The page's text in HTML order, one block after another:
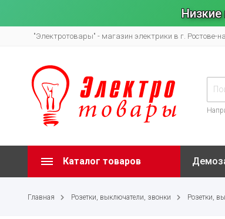
"Электротовары" - магазин электрики в г. Ростове-
Каталог товаров
Главная Розетки, выключатели, звонки Розетки,